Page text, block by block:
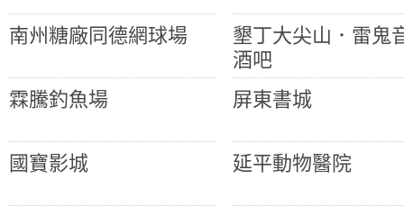
南州糖廠同德網球場
墾丁大尖山．雷鬼
酒吧
霖騰釣魚場
屏東書城
國寶影城 延平動物醫院